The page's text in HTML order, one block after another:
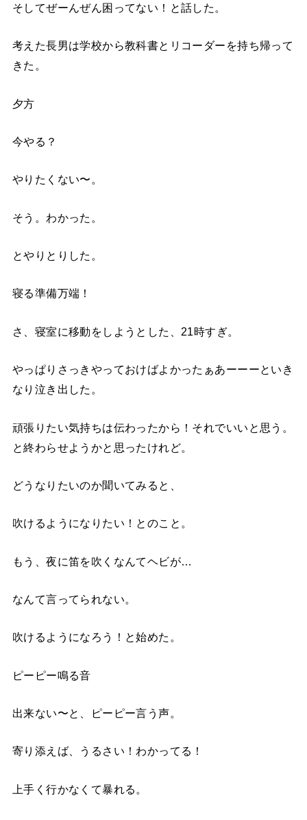
そしてぜーんぜん困ってない！と話した。
考えた長男は学校から教科書とリコーダーを持ち帰って
きた。
夕方
今やる？
やりたくない〜。
そう。わかった。
とやりとりした。
寝る準備万端！
さ、寝室に移動をしようとした、21時すぎ。
やっぱりさっきやっておけばよかったぁあーーーといき
なり泣き出した。
頑張りたい気持ちは伝わったから！それでいいと思う。
と終わらせようかと思ったけれど。
どうなりたいのか聞いてみると、
吹けるようになりたい！とのこと。
もう、夜に笛を吹くなんてヘビが…
なんて言ってられない。
吹けるようになろう！と始めた。
ピーピー鳴る音
出来ない〜と、ピーピー言う声。
寄り添えば、うるさい！わかってる！
上手く行かなくて暴れる。